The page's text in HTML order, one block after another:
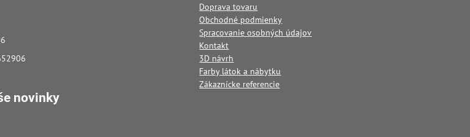
novinky
Doprava tovaru
Obchodné podmienky
Spracovanie osobných údajov
Kontakt
3D návrh
Farby látok a nábytku
Zákaznícke referencie